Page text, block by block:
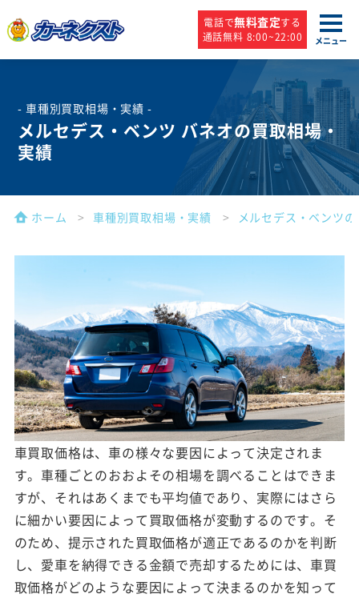
電話で無料査定する
通話無料 8:00~22:00
メニュー
- 車種別買取相場・実績 -
メルセデス・ベンツ バネオの買取相場・
実績
ホーム 車種別買取相場・実績 メルセデス・ベンツ
車買取価格は、車の様々な要因によって決定されま
す。車種ごとのおおよその相場を調べることはできま
すが、それはあくまでも平均値であり、実際にはさら
に細かい要因によって買取価格が変動するのです。そ
のため、提示された買取価格が適正であるのかを判断
し、愛車を納得できる金額で売却するためには、車買
取価格がどのような要因によって決まるのかを知って